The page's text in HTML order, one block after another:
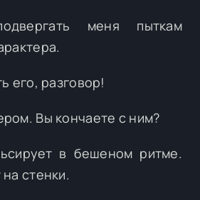
меня пыткам
его, разговор!
Вы кончаете с ним?
в бешеном ритме.
стенки.